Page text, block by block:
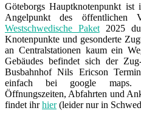
Göteborgs Hauptknotenpunkt
Angelpunkt des öffentlichen
Westschwedische Paket2025
Knotenpunkte und gesonderte
an Centralstationen kaum ein
Gebäudes befindet sich der
Busbahnhof Nils Ericson
einfach bei google maps.
Öffnungszeiten, Abfahrten und
findet ihrhier(leider nur in